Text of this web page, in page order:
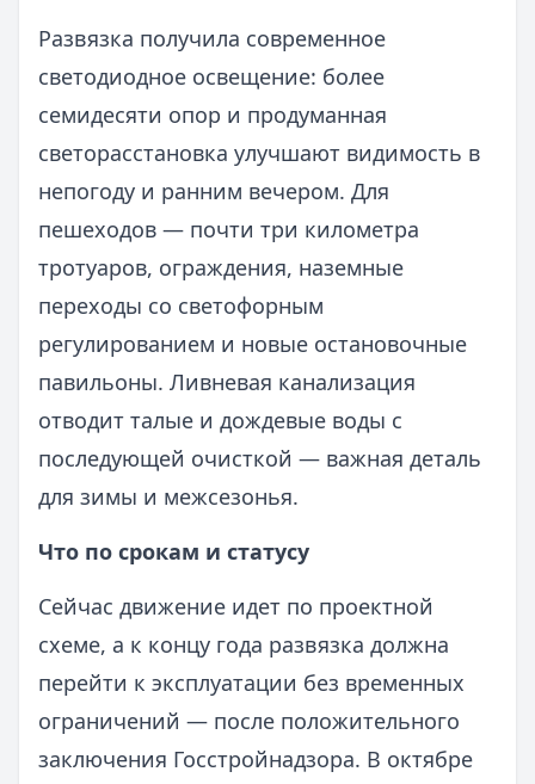
Развязка получила современное
светодиодное освещение: более
семидесяти опор и продуманная
светорасстановка улучшают видимость в
непогоду и ранним вечером. Для
пешеходов — почти три километра
тротуаров, ограждения, наземные
переходы со светофорным
регулированием и новые остановочные
павильоны. Ливневая канализация
отводит талые и дождевые воды с
последующей очисткой — важная деталь
для зимы и межсезонья.
Что по срокам и статусу
Сейчас движение идет по проектной
схеме, а к концу года развязка должна
перейти к эксплуатации без временных
ограничений — после положительного
заключения Госстройнадзора. В октябре